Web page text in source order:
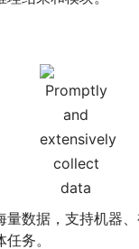
量数据，支持机器
务。